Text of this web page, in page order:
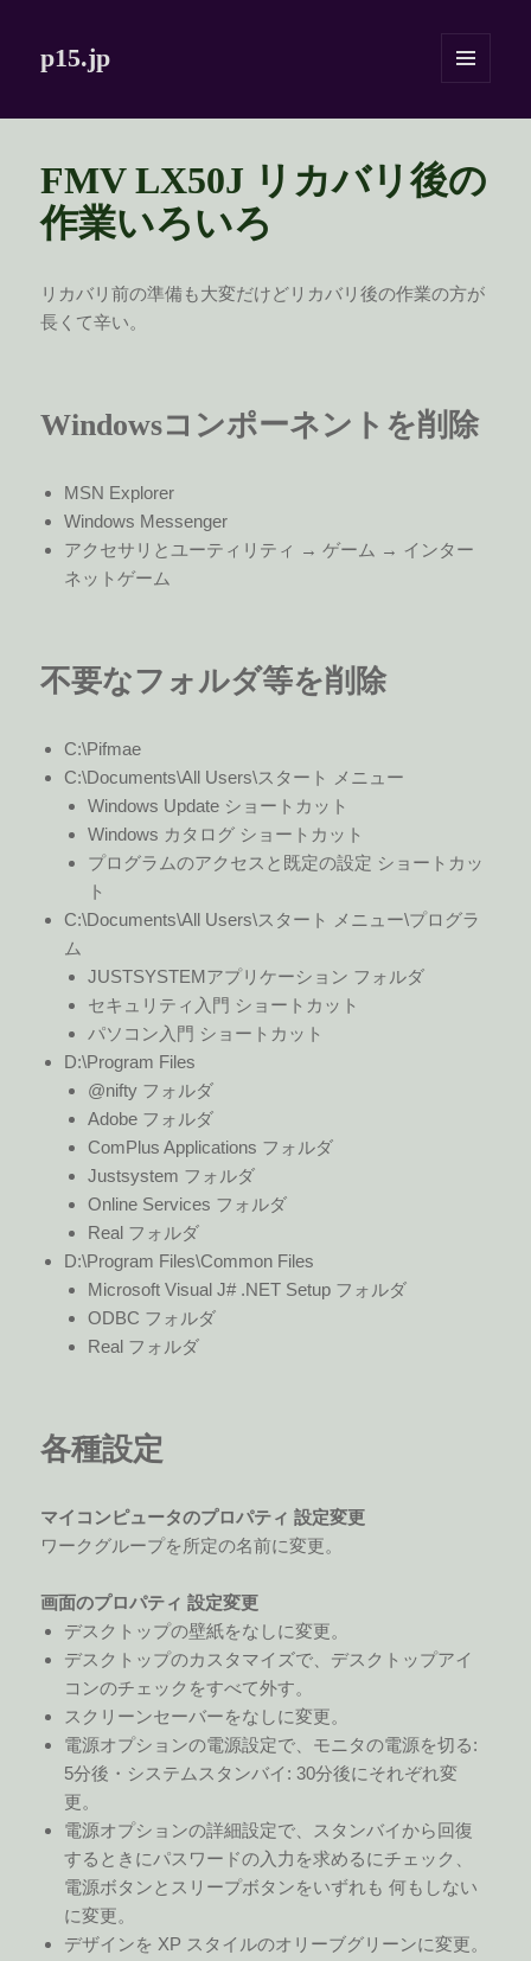
p15.jp
FMV LX50J リカバリ後の
作業いろいろ
リカバリ前の準備も大変だけどリカバリ後の作業の方が
長くて辛い。
Windowsコンポーネントを削除
MSN Explorer
Windows Messenger
アクセサリとユーティリティ → ゲーム → インター
ネットゲーム
不要なフォルダ等を削除
C:\Pifmae
C:\Documents\All Users\スタート メニュー
Windows Update ショートカット
Windows カタログ ショートカット
プログラムのアクセスと既定の設定 ショートカッ
ト
C:\Documents\All Users\スタート メニュー\プログラ
ム
JUSTSYSTEMアプリケーション フォルダ
セキュリティ入門 ショートカット
パソコン入門 ショートカット
D:\Program Files
@nifty フォルダ
Adobe フォルダ
ComPlus Applications フォルダ
Justsystem フォルダ
Online Services フォルダ
Real フォルダ
D:\Program Files\Common Files
Microsoft Visual J# .NET Setup フォルダ
ODBC フォルダ
Real フォルダ
各種設定
マイコンピュータのプロパティ 設定変更
ワークグループを所定の名前に変更。
画面のプロパティ 設定変更
デスクトップの壁紙をなしに変更。
デスクトップのカスタマイズで、デスクトップアイ
コンのチェックをすべて外す。
スクリーンセーバーをなしに変更。
電源オプションの電源設定で、モニタの電源を切る:
5分後・システムスタンバイ: 30分後にそれぞれ変
更。
電源オプションの詳細設定で、スタンバイから回復
するときにパスワードの入力を求めるにチェック、
電源ボタンとスリープボタンをいずれも 何もしない
に変更。
デザインを XP スタイルのオリーブグリーンに変更。